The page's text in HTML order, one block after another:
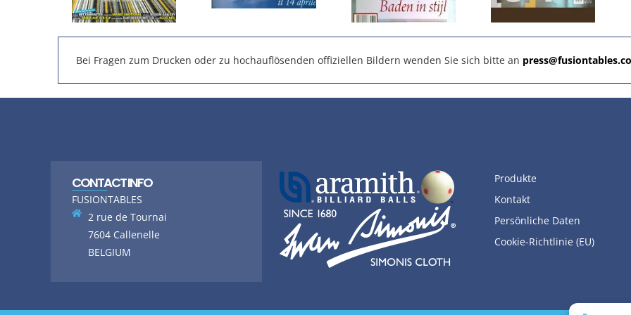
Bei Fragen zum Drucken oder zu hochauflösenden offiziellen Bildern wenden Sie sich bitte an
CONTACT INFO
FUSIONTABLES
2 rue de Tournai
7604 Callenelle
BELGIUM
Produkte
Kontakt
Persönliche Daten
Cookie-Richtlinie (EU)